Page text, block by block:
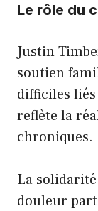
Le rôle du
Justin
soutien
difficiles
reflète la
chroniques.
La
douleur